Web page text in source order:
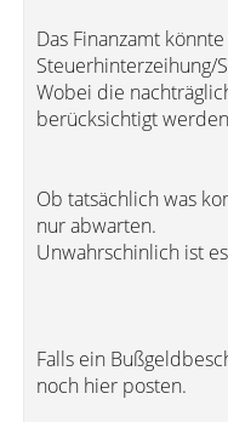
Das Finanzamt
Steuerhinterzeihung/
Wobei die
berücksichtigt
Ob tatsächlich was
nur abwarten.
Unwahrschinlich ist
Falls ein
noch hier posten.